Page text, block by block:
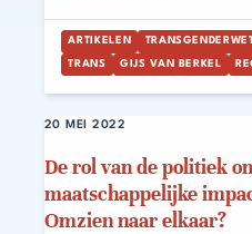
ARTIKELEN
TRANS GIJS VAN BERKEL
De rol van de politiek
maatschappelijke
Omzien naar elkaar?
20 MEI 2022